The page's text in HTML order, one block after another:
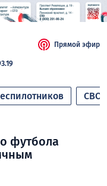
Прямой эфир
СВО
футбола